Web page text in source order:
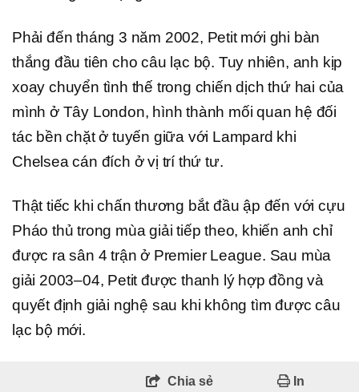
Phải đến tháng 3 năm 2002, Petit mới ghi bàn
thắng đầu tiên cho câu lạc bộ. Tuy nhiên, anh kịp
xoay chuyển tình thế trong chiến dịch thứ hai của
mình ở Tây London, hình thành mối quan hệ đối
tác bền chặt ở tuyến giữa với Lampard khi
Chelsea cán đích ở vị trí thứ tư.
Thật tiếc khi chấn thương bắt đầu ập đến với cựu
Pháo thủ trong mùa giải tiếp theo, khiến anh chỉ
được ra sân 4 trận ở Premier League. Sau mùa
giải 2003–04, Petit được thanh lý hợp đồng và
quyết định giải nghệ sau khi không tìm được câu
lạc bộ mới.
Chia sẻ In